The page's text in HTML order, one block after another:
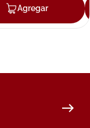
Agregar
Agregar